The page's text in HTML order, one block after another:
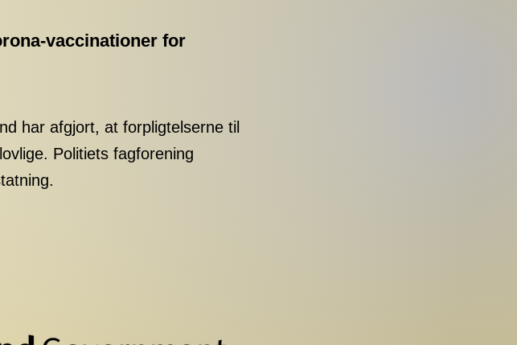
vaccinationer for
har afgjort, at forpligtelserne til
Politiets fagforening